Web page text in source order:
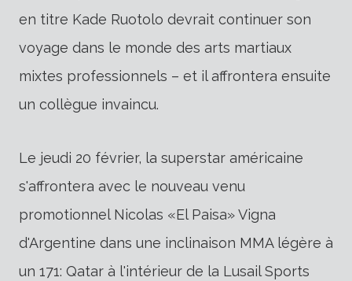
en titre Kade Ruotolo devrait continuer son
voyage dans le monde des arts martiaux
mixtes professionnels – et il affrontera ensuite
un collègue invaincu.
Le jeudi 20 février, la superstar américaine
s'affrontera avec le nouveau venu
promotionnel Nicolas «El Paisa» Vigna
d'Argentine dans une inclinaison MMA légère à
un 171: Qatar à l'intérieur de la Lusail Sports